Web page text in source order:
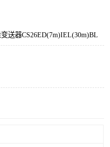
送器CS26ED(7m)IEL(30m)BL